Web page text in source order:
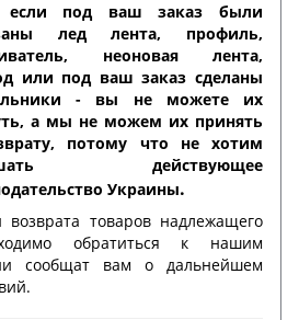
если под ваш заказ были
лед лента, профиль,
неоновая лента,
или под ваш заказ сделаны
- вы не можете их
а мы не можем их принять
потому что не хотим
действующее
Украины.
товаров надлежащего
обратиться к нашим
сообщат вам о дальнейшем